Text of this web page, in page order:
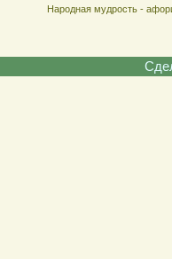
Народная мудрость -